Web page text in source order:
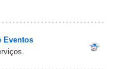
Eventos